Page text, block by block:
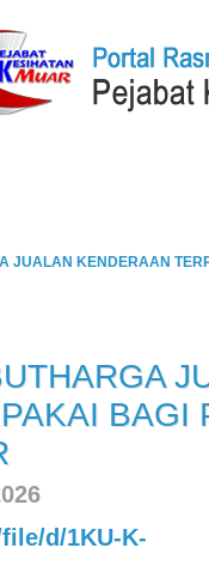
JUALAN KENDERAAN
BAGI
d/1KU-K-